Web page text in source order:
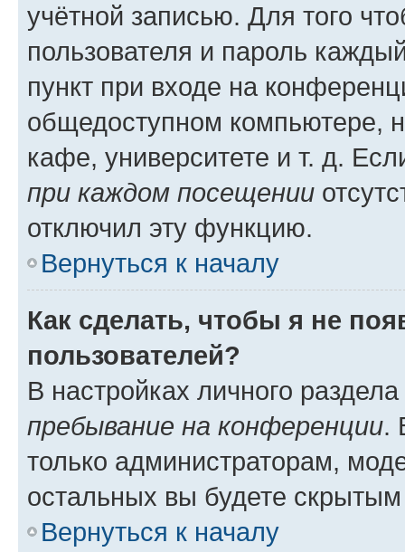
учётной записью. Для того
пользователя и пароль
пункт при входе на
общедоступном компьютере,
кафе, университете и т. д.
при каждом посещении
отключил эту функцию.
Вернуться к началу
Как сделать, чтобы я не
пользователей?
В настройках личного
пребывание на конференции.
только администраторам,
остальных вы будете
Вернуться к началу